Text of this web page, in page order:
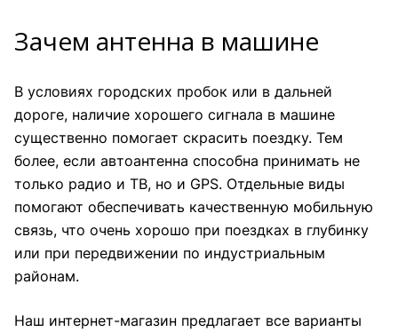
Зачем антенна в машине
В условиях городских пробок или в дальней
дороге, наличие хорошего сигнала в машине
существенно помогает скрасить поездку. Тем
более, если автоантенна способна принимать не
только радио и ТВ, но и GPS. Отдельные виды
помогают обеспечивать качественную мобильную
связь, что очень хорошо при поездках в глубинку
или при передвижении по индустриальным
районам.
Наш интернет-магазин предлагает все варианты